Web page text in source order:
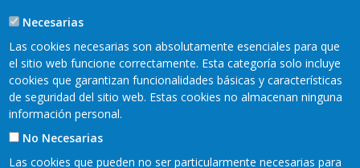
Necesarias
Las cookies necesarias son absolutamente esenciales para que
el sitio web funcione correctamente. Esta categoría solo incluye
cookies que garantizan funcionalidades básicas y características
de seguridad del sitio web. Estas cookies no almacenan ninguna
información personal.
No Necesarias
Las cookies que pueden no ser particularmente necesarias para